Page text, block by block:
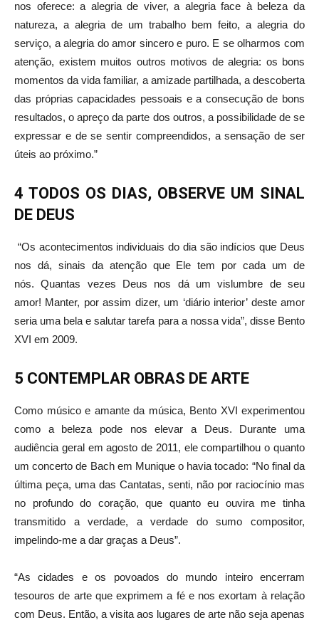
nos oferece: a alegria de viver, a alegria face à beleza da
natureza, a alegria de um trabalho bem feito, a alegria do
serviço, a alegria do amor sincero e puro. E se olharmos com
atenção, existem muitos outros motivos de alegria: os bons
momentos da vida familiar, a amizade partilhada, a descoberta
das próprias capacidades pessoais e a consecução de bons
resultados, o apreço da parte dos outros, a possibilidade de se
expressar e de se sentir compreendidos, a sensação de ser
úteis ao próximo.”
4 TODOS OS DIAS, OBSERVE UM SINAL
DE DEUS
“Os acontecimentos individuais do dia são indícios que Deus
nos dá, sinais da atenção que Ele tem por cada um de
nós. Quantas vezes Deus nos dá um vislumbre de seu
amor! Manter, por assim dizer, um ‘diário interior’ deste amor
seria uma bela e salutar tarefa para a nossa vida”, disse Bento
XVI em 2009.
5 CONTEMPLAR OBRAS DE ARTE
Como músico e amante da música, Bento XVI experimentou
como a beleza pode nos elevar a Deus. Durante uma
audiência geral em agosto de 2011, ele compartilhou o quanto
um concerto de Bach em Munique o havia tocado: “No final da
última peça, uma das Cantatas, senti, não por raciocínio mas
no profundo do coração, que quanto eu ouvira me tinha
transmitido a verdade, a verdade do sumo compositor,
impelindo-me a dar graças a Deus”.
“As cidades e os povoados do mundo inteiro encerram
tesouros de arte que exprimem a fé e nos exortam à relação
com Deus. Então, a visita aos lugares de arte não seja apenas